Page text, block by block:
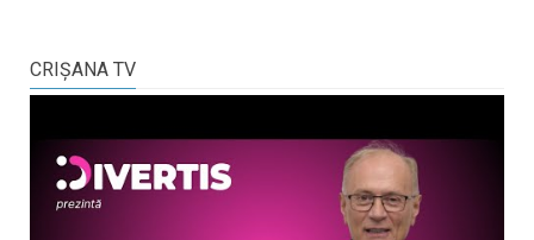
CRIŞANA TV